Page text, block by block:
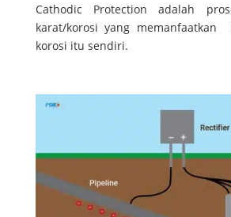
Cathodic Protection adalah
karat/korosi yang memanfaatkan
korosi itu sendiri.